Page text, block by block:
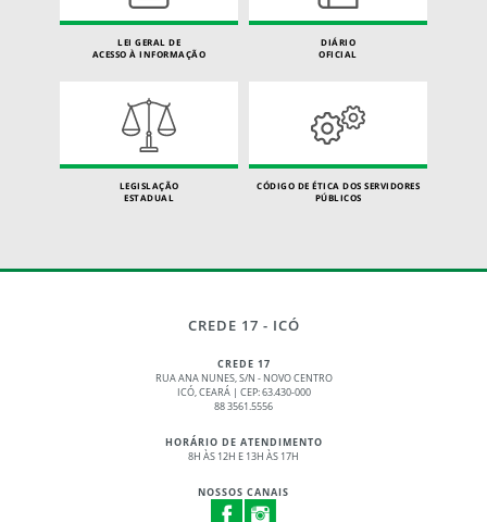
LEI GERAL DE
ACESSO À INFORMAÇÃO
DIÁRIO
OFICIAL
LEGISLAÇÃO
ESTADUAL
CÓDIGO DE ÉTICA DOS SERVIDORES
PÚBLICOS
CREDE 17 - ICÓ
CREDE 17
RUA ANA NUNES, S/N - NOVO CENTRO
ICÓ, CEARÁ | CEP: 63.430-000
88 3561.5556
HORÁRIO DE ATENDIMENTO
8H ÀS 12H E 13H ÀS 17H
NOSSOS CANAIS